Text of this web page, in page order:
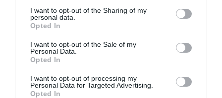
I want to opt-out of the Sharing of my
personal data.
Opted In
I want to opt-out of the Sale of my
Personal Data.
Opted In
I want to opt-out of processing my
Personal Data for Targeted Advertising.
Opted In
la Universitat d'Oxford, Pegram Harrison, que ha
estat a l'UAB aquesta setmana. Harrison no confia
d'emprenedors per superar l'atur, sinó que creu
que l'objectiu ha de ser crear projectes
emprenedors amb capacitat per generar llocs de
treball.